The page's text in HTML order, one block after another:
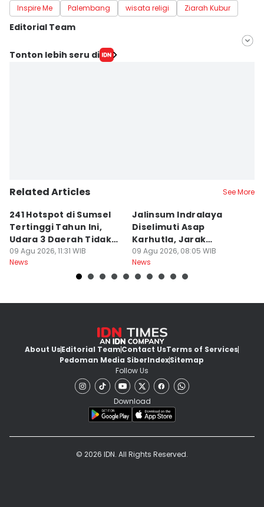
Inspire Me Palembang wisata religi Ziarah Kubur
Editorial Team
Editor
Tonton lebih seru di
Related Articles See More
241 Hotspot di Sumsel
Tertinggi Tahun Ini,
Udara 3 Daerah Tidak
Sehat
09 Agu 2026, 11:31 WIB
News
Jalinsum Indralaya
Diselimuti Asap
Karhutla, Jarak
Pandang 30 Meter
09 Agu 2026, 08:05 WIB
News
About UsEditorial TeamContact UsTerms of Services
Pedoman Media SiberIndexSitemap
Follow Us
Download
© 2026 IDN. All Rights Reserved.